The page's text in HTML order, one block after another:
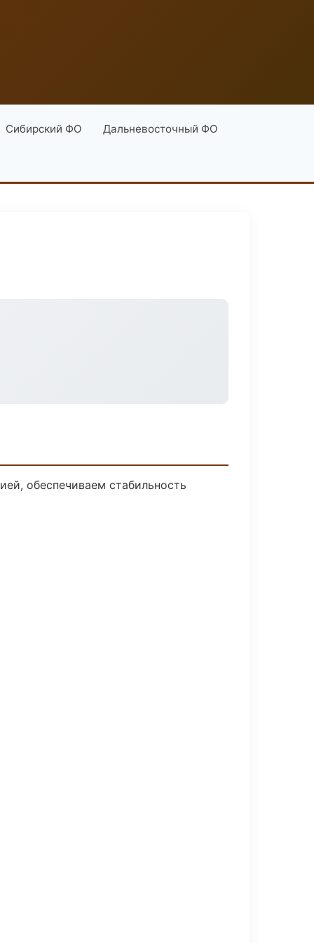
Сибирский ФО Дальневосточный ФО
обеспечиваем стабильность